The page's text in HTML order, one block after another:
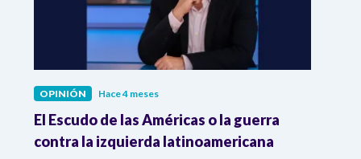
OPINIÓN Hace 4 meses
El Escudo de las Américas o la guerra
contra la izquierda latinoamericana